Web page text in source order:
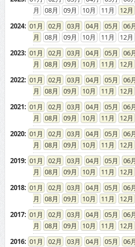
08
09 10 11
12
2024: 01 02 03 04 05 06
08
09 10 11
12
2023: 01 02 03 04 05 06
08
09 10 11
12
2022: 01 02 03 04 05 06
08
09 10 11
12
2021: 01 02 03 04 05 06
08
09 10 11
12
2020: 01 02 03 04 05 06
08
09 10 11
12
2019: 01 02 03 04 05 06
08
09 10 11
12
2018: 01 02 03 04 05 06
08
09 10 11
12
2017: 01 02 03 04 05 06
08
09 10 11
12
2016: 01 02 03 04 05 06